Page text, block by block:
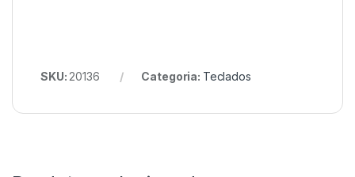
SKU: 20136 Categoria: Teclados